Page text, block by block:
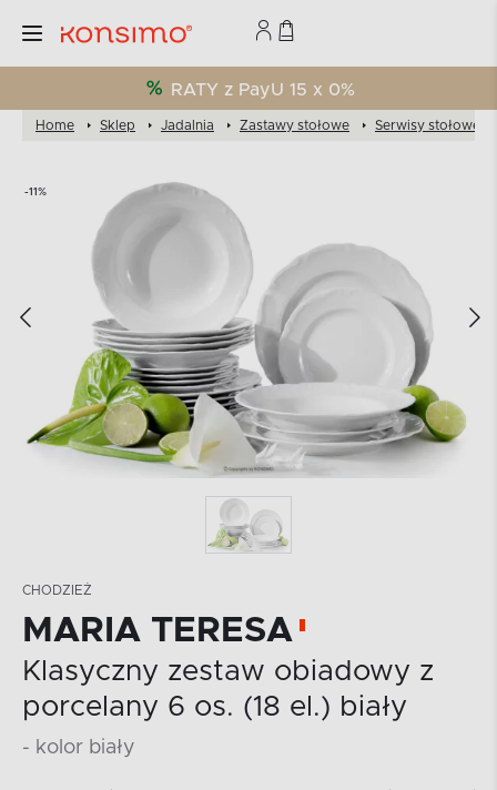
RATY z PayU 15 x 0%
Home Sklep Jadalnia Zastawy stołowe Serwisy stołowe
-11%
CHODZIEŻ
MARIA TERESA
Klasyczny zestaw obiadowy z
porcelany 6 os. (18 el.) biały
- kolor biały